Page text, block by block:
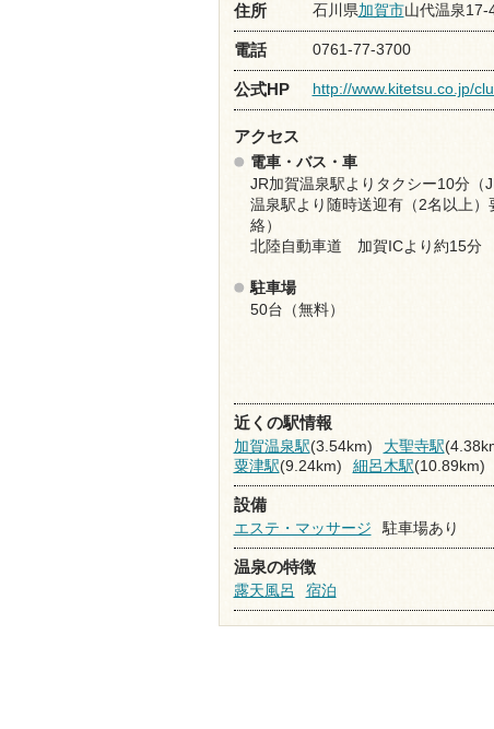
住所 石川県加賀市山代温泉17-
電話 0761-77-3700
公式HP http://www.kitetsu.co.jp/
アクセス
電車・バス・車
JR加賀温泉駅よりタクシー10分（
温泉駅より随時送迎有（2名以上）
絡）
北陸自動車道 加賀ICより約15分
駐車場
50台（無料）
近くの駅情報
加賀温泉駅(3.54km) 大聖寺駅
粟津駅(9.24km) 細呂木駅(10.89km)
設備
エステ・マッサージ
駐車場あり
温泉の特徴
露天風呂
宿泊